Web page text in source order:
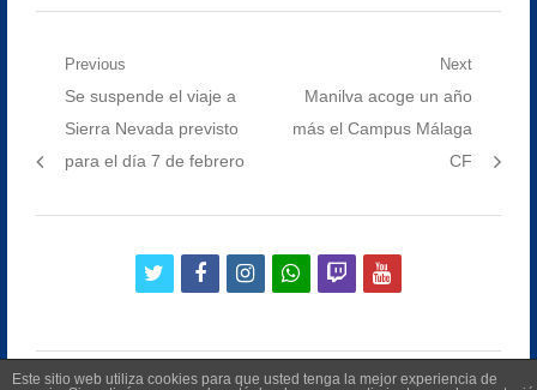
Navegación
entradas
Previous
Previous
post:
Se suspende el viaje a
Sierra Nevada previsto
para el día 7 de febrero
Next
Next
post:
Manilva acoge un año
más el Campus Málaga
CF
twitterfacebookinstagramwhatsapp
twitchyoutube
Este sitio web utiliza cookies para que usted tenga la mejor experiencia de